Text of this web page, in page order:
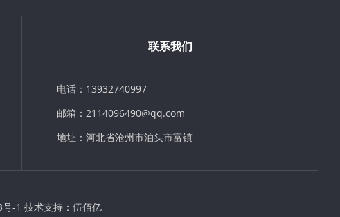
联系我们
电话：13932740997
邮箱：2114096490@qq.com
地址：河北省沧州市泊头市富镇
-1 技术支持： 伍佰亿